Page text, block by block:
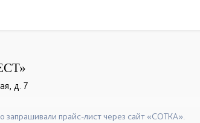
д. 7
прайс-лист через сайт «СОТКА».